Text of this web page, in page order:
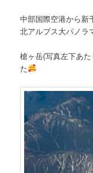
中部国際空港から新
北アルプス大パノラ
槍ヶ岳(写真左下あ
た